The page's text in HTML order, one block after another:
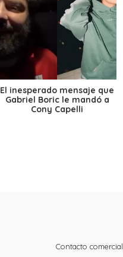
El inesperado mensaje que
Gabriel Boric le mandó a
Cony Capelli
Contacto comercial